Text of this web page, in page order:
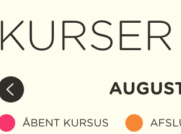
KURSER
ÅBENT KURSUS